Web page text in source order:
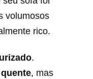
volumosos
rico.
.
, mas